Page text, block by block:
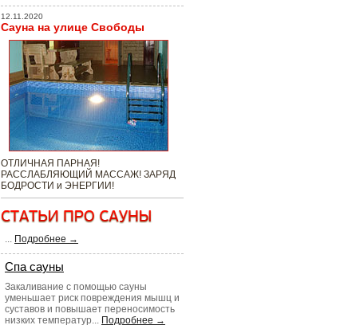
12.11.2020
Сауна на улице Свободы
ОТЛИЧНАЯ ПАРНАЯ!
РАССЛАБЛЯЮЩИЙ МАССАЖ! ЗАРЯД
БОДРОСТИ и ЭНЕРГИИ!
... Подробнее →
Спа сауны
Закаливание с помощью сауны
уменьшает риск повреждения мышц и
суставов и повышает переносимость
низких температур... Подробнее →